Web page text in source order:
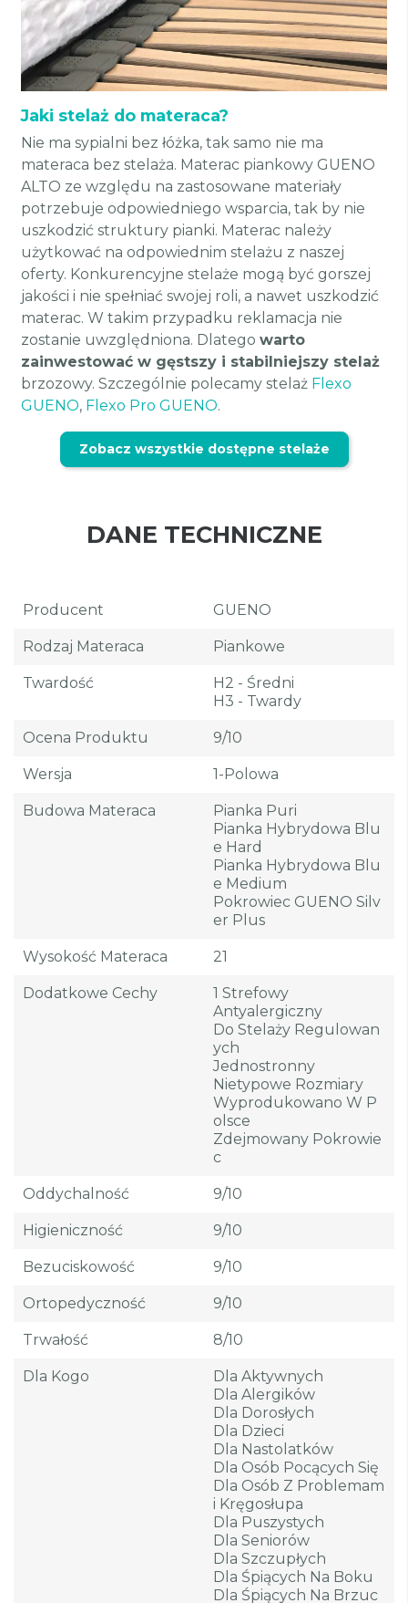
Jaki stelaż do materaca?
Nie ma sypialni bez łóżka, tak samo nie ma
materaca bez stelaża. Materac piankowy GUENO
ALTO ze względu na zastosowane materiały
potrzebuje odpowiedniego wsparcia, tak by nie
uszkodzić struktury pianki. Materac należy
użytkować na odpowiednim stelażu z naszej
oferty. Konkurencyjne stelaże mogą być gorszej
jakości i nie spełniać swojej roli, a nawet uszkodzić
materac. W takim przypadku reklamacja nie
zostanie uwzględniona. Dlatego warto
zainwestować w gęstszy i stabilniejszy stelaż
brzozowy. Szczególnie polecamy stelaż Flexo
GUENO, Flexo Pro GUENO.
Zobacz wszystkie dostępne stelaże
DANE TECHNICZNE
Producent GUENO
Rodzaj Materaca Piankowe
Twardość
H2 - Średni
H3 - Twardy
Ocena Produktu 9/10
Wersja 1-Polowa
Budowa Materaca
Pianka Puri
Pianka Hybrydowa Blu
E Hard
Pianka Hybrydowa Blu
E Medium
Pokrowiec GUENO Silv
Er Plus
Wysokość Materaca 21
Dodatkowe Cechy
1 Strefowy
Antyalergiczny
Do Stelaży Regulowan
Ych
Jednostronny
Nietypowe Rozmiary
Wyprodukowano W P
Olsce
Zdejmowany Pokrowie
C
Oddychalność 9/10
Higieniczność 9/10
Bezuciskowość 9/10
Ortopedyczność 9/10
Trwałość 8/10
Dla Kogo
Dla Aktywnych
Dla Alergików
Dla Dorosłych
Dla Dzieci
Dla Nastolatków
Dla Osób Pocących Się
Dla Osób Z Problemam
I Kręgosłupa
Dla Puszystych
Dla Seniorów
Dla Szczupłych
Dla Śpiących Na Boku
Dla Śpiących Na Brzuc